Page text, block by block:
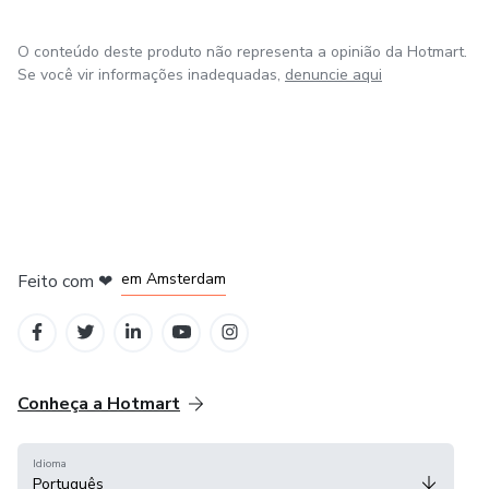
Vamos reserva o seu ?
O conteúdo deste produto não representa a opinião da Hotmart.
Se você vir informações inadequadas, denuncie aqui
Feito com ❤ em Amsterdam
Conheça a Hotmart
Idioma
Português